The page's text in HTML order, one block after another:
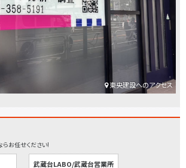
東央建設へのアクセス
お任せください!
武蔵台LABO/武蔵台営業所